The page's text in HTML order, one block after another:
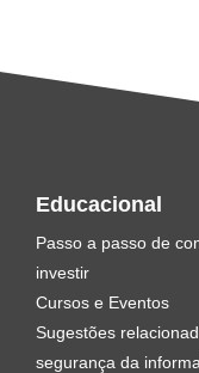
Educacional
Passo a passo de
investir
Cursos e Eventos
Sugestões
segurança da